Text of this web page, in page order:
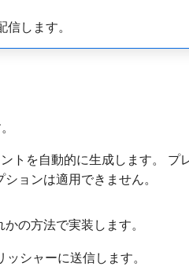
します。
トを自動的に生成します。 プ
ョンは適用できません。
の方法で実装します。
ッシャーに送信します。